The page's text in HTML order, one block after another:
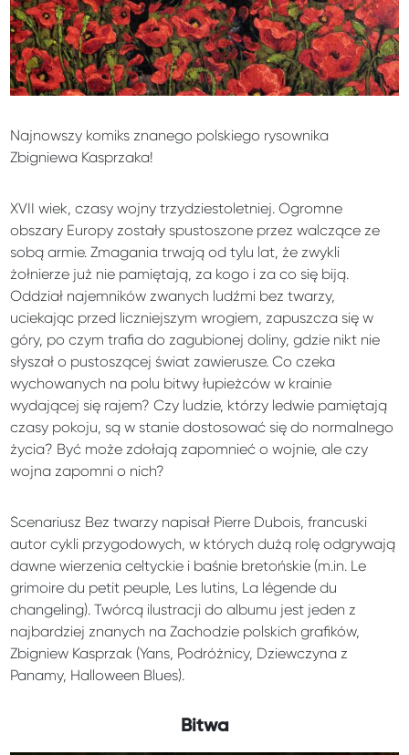
Najnowszy komiks znanego polskiego rysownika
Zbigniewa Kasprzaka!
XVII wiek, czasy wojny trzydziestoletniej. Ogromne
obszary Europy zostały spustoszone przez walczące ze
sobą armie. Zmagania trwają od tylu lat, że zwykli
żołnierze już nie pamiętają, za kogo i za co się biją.
Oddział najemników zwanych ludźmi bez twarzy,
uciekając przed liczniejszym wrogiem, zapuszcza się w
góry, po czym trafia do zagubionej doliny, gdzie nikt nie
słyszał o pustoszącej świat zawierusze. Co czeka
wychowanych na polu bitwy łupieżców w krainie
wydającej się rajem? Czy ludzie, którzy ledwie pamiętają
czasy pokoju, są w stanie dostosować się do normalnego
życia? Być może zdołają zapomnieć o wojnie, ale czy
wojna zapomni o nich?
Scenariusz Bez twarzy napisał Pierre Dubois, francuski
autor cykli przygodowych, w których dużą rolę odgrywają
dawne wierzenia celtyckie i baśnie bretońskie (m.in. Le
grimoire du petit peuple, Les lutins, La légende du
changeling). Twórcą ilustracji do albumu jest jeden z
najbardziej znanych na Zachodzie polskich grafików,
Zbigniew Kasprzak (Yans, Podróżnicy, Dziewczyna z
Panamy, Halloween Blues).
Bitwa